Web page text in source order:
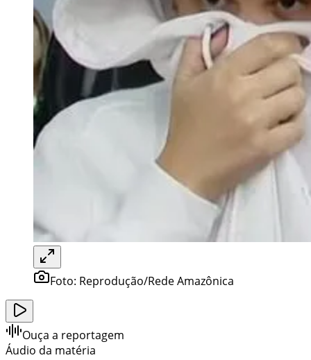
Foto: Reprodução/Rede Amazônica
Ouça a reportagem
Áudio da matéria